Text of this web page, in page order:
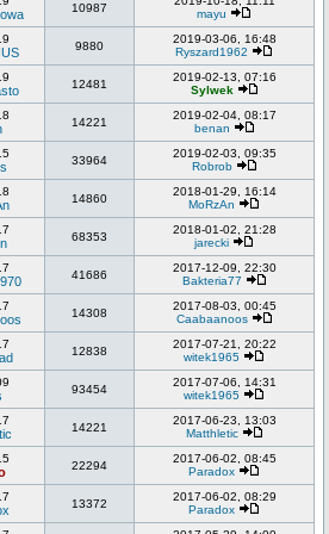
10987
mayu
9880
2019-03-06, 16:48
Ryszard1962
12481
2019-02-13, 07:16
Sylwek
14221
2019-02-04, 08:17
benan
33964
2019-02-03, 09:35
Robrob
14860
2018-01-29, 16:14
MoRzAn
68353
2018-01-02, 21:28
jarecki
41686
2017-12-09, 22:30
Bakteria77
14308
2017-08-03, 00:45
Caabaanoos
12838
2017-07-21, 20:22
witek1965
93454
2017-07-06, 14:31
witek1965
14221
2017-06-23, 13:03
Matthletic
22294
2017-06-02, 08:45
Paradox
13372
2017-06-02, 08:29
Paradox